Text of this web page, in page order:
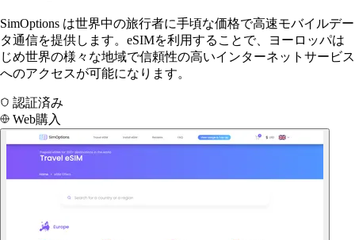
SimOptions は世界中の旅行者に手頃な価格で高速モバイルデー
タ通信を提供します。eSIMを利用することで、ヨーロッパは
じめ世界の様々な地域で信頼性の高いインターネットサービス
へのアクセスが可能になります。
認証済み
Web購入